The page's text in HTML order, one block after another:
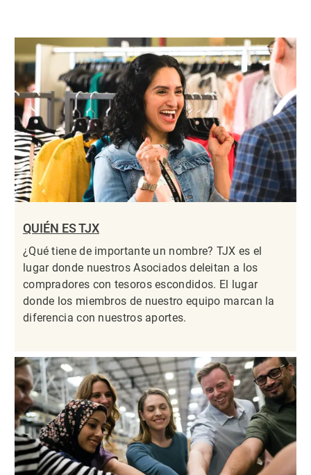
QUIÉN ES TJX
¿Qué tiene de importante un nombre? TJX es el
lugar donde nuestros Asociados deleitan a los
compradores con tesoros escondidos. El lugar
donde los miembros de nuestro equipo marcan la
diferencia con nuestros aportes.